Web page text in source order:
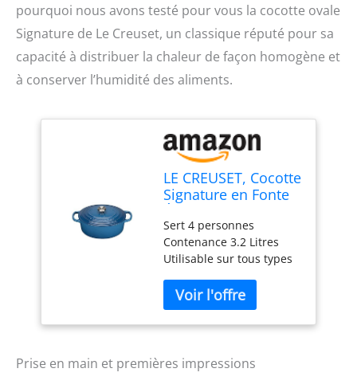
pourquoi nous avons testé pour vous la cocotte ovale
Signature de Le Creuset, un classique réputé pour sa
capacité à distribuer la chaleur de façon homogène et
à conserver l’humidité des aliments.
LE CREUSET, Cocotte
Signature en Fonte
Couvercle, Ø 25 cm,
Ovale, Compatible
avec Toutes Sources
de Chaleur
(Induction Incluse),
Capacité : 3.2 L,
3.672 kg, Bleu
Sert 4 personnes
Contenance 3.2 Litres
Utilisable sur tous types
l'induction Fabriqué en
France Garantie à vie
Température maximale:
A vie <b>Capacité</b>:
3.2 Litre(s) <b> Matière
Prise en main et premières impressions